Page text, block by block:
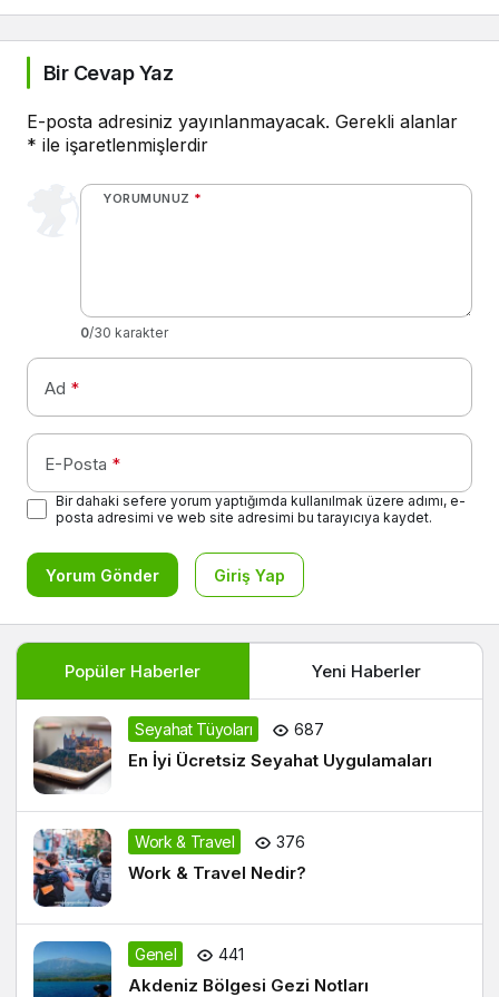
Bir Cevap Yaz
E-posta adresiniz yayınlanmayacak. Gerekli alanlar
* ile işaretlenmişlerdir
YORUMUNUZ *
0/30 karakter
Ad *
E-Posta *
Bir dahaki sefere yorum yaptığımda kullanılmak üzere adımı, e-
posta adresimi ve web site adresimi bu tarayıcıya kaydet.
Yorum Gönder Giriş Yap
Popüler Haberler Yeni Haberler
Seyahat Tüyoları 687
En İyi Ücretsiz Seyahat Uygulamaları
Work & Travel 376
Work & Travel Nedir?
Genel 441
Akdeniz Bölgesi Gezi Notları